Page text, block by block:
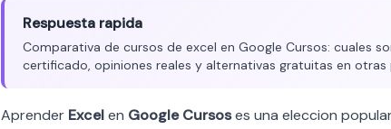
Respuesta rapida
Comparativa de cursos de excel en Google Cursos: cuales
certificado, opiniones reales y alternativas gratuitas en otras
Aprender Excelen Google Cursoses una eleccion